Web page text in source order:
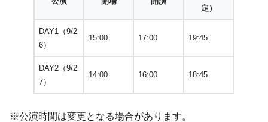
定）
DAY1（9/2
6）
15:00 17:00 19:45
DAY2（9/2
7）
14:00 16:00 18:45
※公演時間は変更となる場合があります。